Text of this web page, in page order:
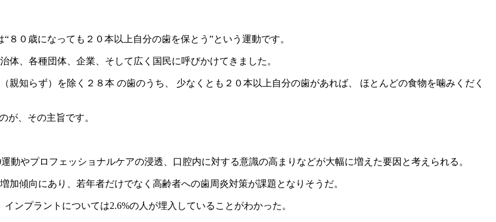
８０歳になっても２０本以上自分の歯を保とう”という運動です。
、各種団体、企業、そして広く国民に呼びかけてきました。
知らず）を除く２８本 の歯のうち、 少なくとも２０本以上自分の歯があれば、 ほとんどの食物を噛みくだく
が、その主旨です。
動やプロフェッショナルケアの浸透、口腔内に対する意識の高まりなどが大幅に増えた要因と考えられる。
傾向にあり、若年者だけでなく高齢者への歯周炎対策が課題となりそうだ。
ンプラントについては2.6%の人が埋入していることがわかった。